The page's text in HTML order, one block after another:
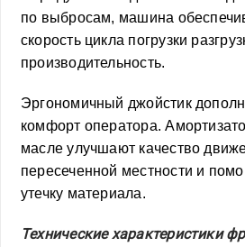
по выбросам, машина
скорость цикла погрузки
производительность.
Эргономичный джойстик
комфорт оператора.
масле улучшают качество
пересеченной местности и
утечку материала.
Технические характеристики